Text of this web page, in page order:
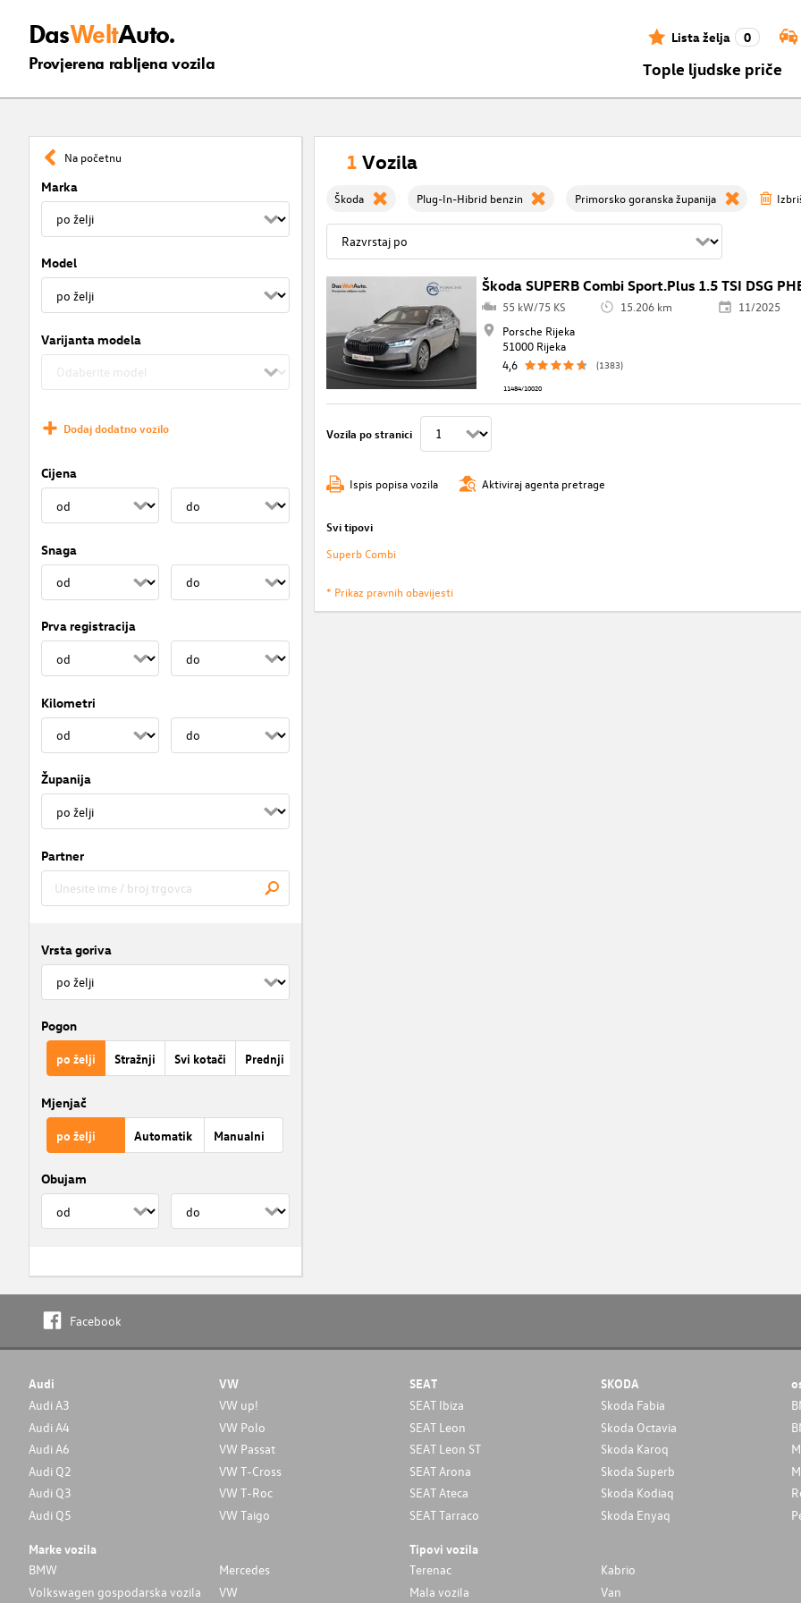
DasWeltAuto.
Provjerena rabljena vozila
Lista želja 0
Tople ljudske priče
Na početnu
Marka
Model
Varijanta modela
Dodaj dodatno vozilo
Cijena
Snaga
Prva registracija
Kilometri
Županija
Partner
Vrsta goriva
Pogon
po želji Stražnji Svi kotači Prednji
Mjenjač
po želji Automatik Manualni
Obujam
1 Vozila
Škoda Plug-In-Hibrid benzin Primorsko goranska županija
Škoda SUPERB Combi Sport.Plus 1.5 TSI DSG
55 kW/75 KS 15.206 km
11/2025
Porsche Rijeka
51000 Rijeka
4,6
(1383)
11484/10020
Vozila po stranici
Ispis popisa vozila Aktiviraj agenta pretrage
Svi tipovi
Superb Combi
* Prikaz pravnih obavijesti
Facebook
Audi
Audi A3
Audi A4
Audi A6
Audi Q2
Audi Q3
Audi Q5
VW
VW up!
VW Polo
VW Passat
VW T-Cross
VW T-Roc
VW Taigo
SEAT
SEAT Ibiza
SEAT Leon
SEAT Leon ST
SEAT Arona
SEAT Ateca
SEAT Tarraco
SKODA
Skoda Fabia
Skoda Octavia
Skoda Karoq
Skoda Superb
Skoda Kodiaq
Skoda Enyaq
Marke vozila
BMW
Mercedes
Volkswagen gospodarska vozila
VW
Tipovi vozila
Terenac
Kabrio
Mala vozila
Van